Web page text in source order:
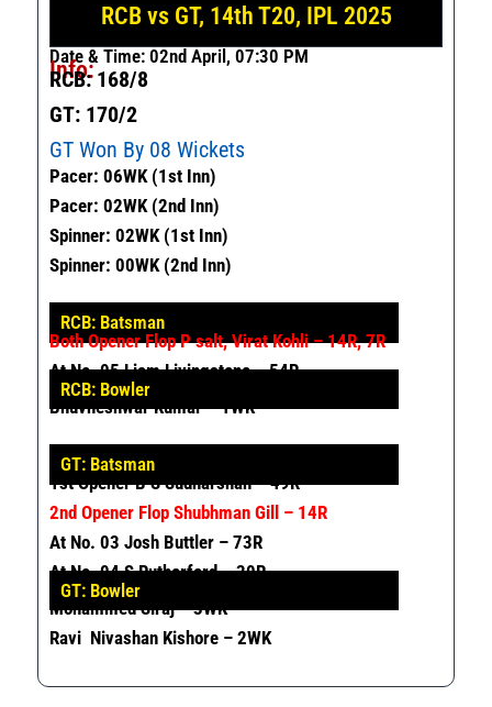
RCB vs GT, 14th T20, IPL 2025
Date & Time: 02nd April, 07:30 PM
Info:
RCB: 168/8
GT: 170/2
GT Won By 08 Wickets
Pacer: 06WK (1st Inn)
Pacer: 02WK (2nd Inn)
Spinner: 02WK (1st Inn)
Spinner: 00WK (2nd Inn)
RCB: Batsman
Both Opener Flop P salt, Virat Kohli – 14R, 7R
At No. 05 Liam Livingstone – 54R
RCB: Bowler
Bhuvneshwar Kumar – 1WK
GT: Batsman
1st Opener B S Sudharshan – 49R
2nd Opener Flop Shubhman Gill – 14R
At No. 03 Josh Buttler – 73R
At No. 04 S Rutherford – 30R
GT: Bowler
Mohammed Siraj – 3WK
Ravi Nivashan Kishore – 2WK